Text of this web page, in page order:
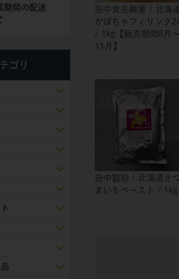
田中食品興業 | 北海
かぼちゃフィリング
/ 1kg【販売期間8月～
11月】
田中製餡 | 北海道さつ
まいもペースト / 1kg
期間の配送
ゴリ